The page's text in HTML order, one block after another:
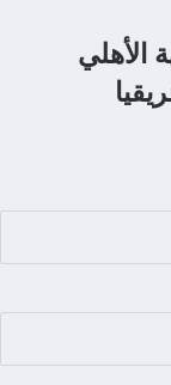
الأهلي